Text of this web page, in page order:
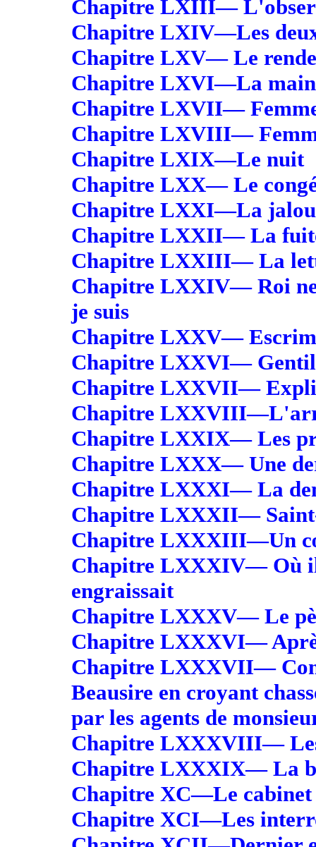
Chapitre LXIII—
Chapitre LXIV—Les
Chapitre LXV— Le
Chapitre LXVI—La main
Chapitre LXVII—
Chapitre LXVIII—
Chapitre LXIX—Le nuit
Chapitre LXX— Le
Chapitre LXXI—La
Chapitre LXXII— La
Chapitre LXXIII— La
Chapitre LXXIV— Roi ne
je suis
Chapitre LXXV—
Chapitre LXXVI—
Chapitre LXXVII—
Chapitre
Chapitre LXXIX— Les
Chapitre LXXX— Une
Chapitre LXXXI— La
Chapitre LXXXII—
Chapitre LXXXIII—Un
Chapitre LXXXIV— Où il
engraissait
Chapitre LXXXV— Le
Chapitre LXXXVI—
Chapitre LXXXVII—
Beausire en croyant
par les agents de
Chapitre LXXXVIII—
Chapitre LXXXIX— La
Chapitre XC—Le cabinet
Chapitre XCI—Les